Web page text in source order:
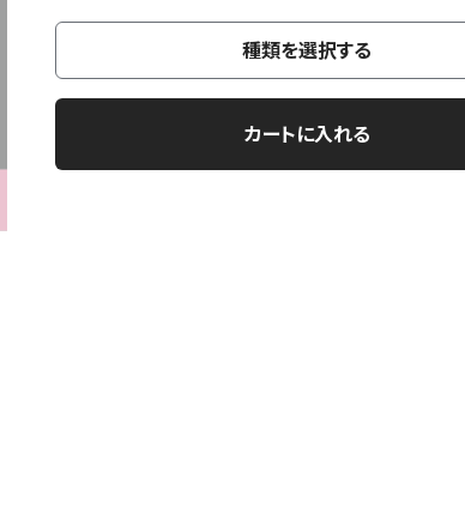
種類を選択する
カートに入れる